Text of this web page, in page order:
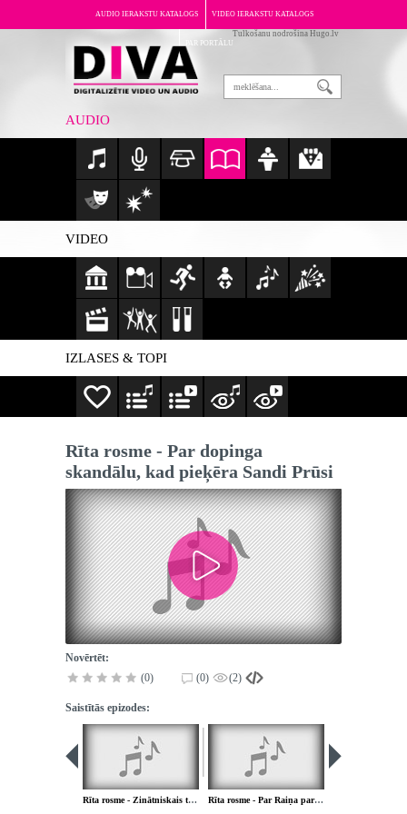
AUDIO IERAKSTU KATALOGS VIDEO IERAKSTU KATALOGS
PAR PORTĀLU
Tulkošanu nodrošina Hugo.lv
AUDIO
VIDEO
IZLASES & TOPI
Rīta rosme - Par dopinga
skandālu, kad pieķēra Sandi Prūsi
Novērtēt:
(0)
(0) (2)
Saistītās epizodes:
Rīta rosme - Zinātniskais traktāts par ar Aristoteļa loģikas nepiemērotību gaļas kontrabandas lietā Rīta rosme - Par Raiņa partijas intelekta milžiem